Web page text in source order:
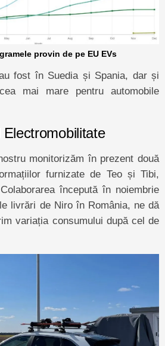
provin de pe EU EVs
fost în Suedia și Spania, dar și
mai mare pentru automobile
monitorizăm în prezent două
furnizate de Teo și Tibi,
începută în noiembrie
livrări de Niro în România, ne dă
variația consumului după cel de